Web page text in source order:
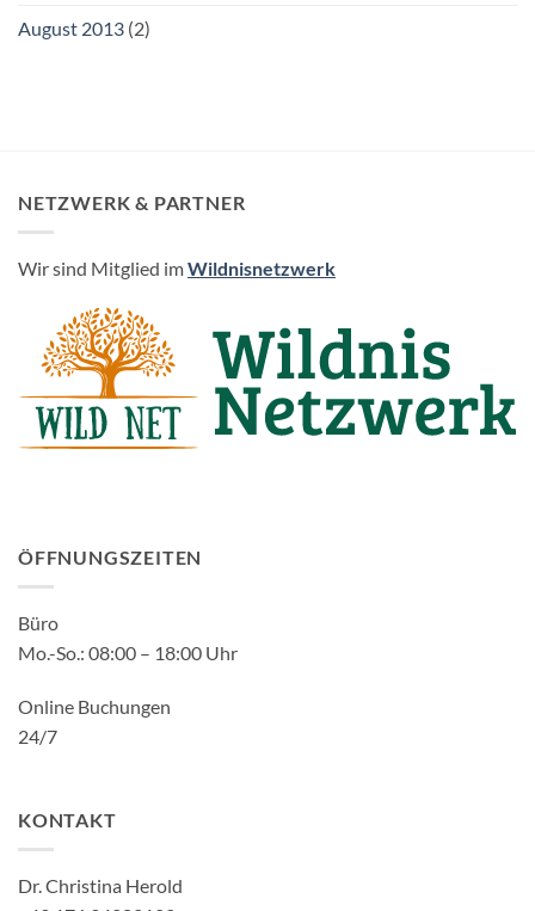
August 2013 (2)
NETZWERK & PARTNER
Wir sind Mitglied imWildnisnetzwerk
ÖFFNUNGSZEITEN
Büro
Mo.-So.: 08:00 – 18:00 Uhr
Online Buchungen
24/7
KONTAKT
Dr. Christina Herold